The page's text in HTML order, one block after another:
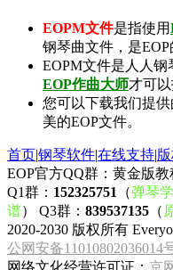
EOPM文件是指使用
钢琴曲文件，是EOP
EOPM文件是人人
EOP作曲大师才可以
您可以下载我们提供
美的EOP文件。
首页|钢琴软件|在线支持|
EOP官方QQ群：黄金版教
Q1群： 152325751 （弹琴
谱） Q3群： 839537135 （
2020-2030 版权所有
公网安备11010802036014
网络文化经营许可证： 京